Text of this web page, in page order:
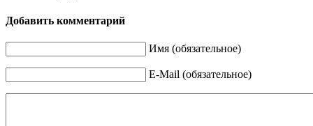
Добавить комментарий
Имя (обязательное)
E-Mail (обязательное)